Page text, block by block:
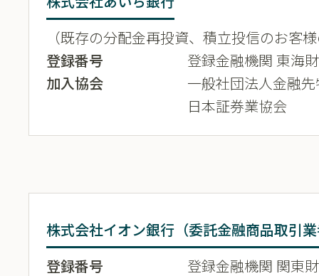
（既存の分配金再投資、積立投信のお客
登録番号
登録金融機関 東海
加入協会
一般社団法人金融
日本証券業協会
株式会社イオン銀行（委託金融商品取引
登録番号
登録金融機関 関東